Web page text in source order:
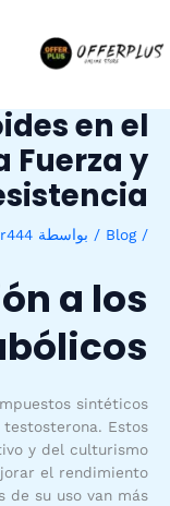
المحتوى
en el
Fuerza y
/
Blog / بواسطة
a los
sintéticos
Estos
y del culturismo
el rendimiento
de su uso van más